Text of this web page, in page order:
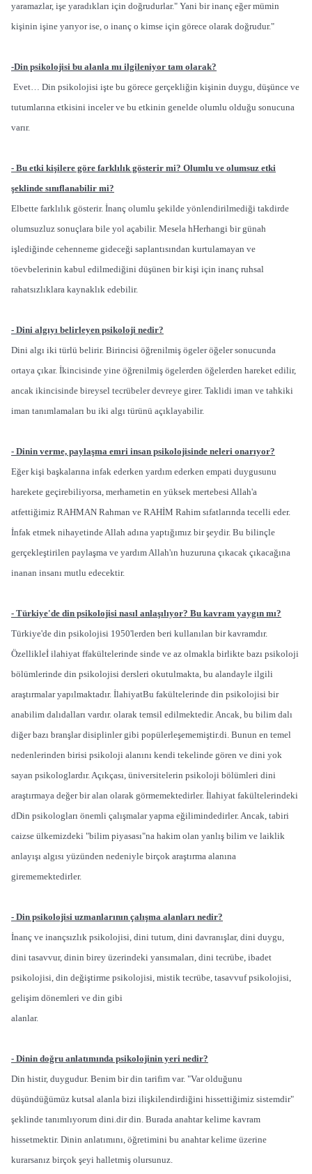
yaramazlar, işe yaradıkları için doğrudurlar." Yani bir inanç eğer mümin
kişinin işine yarıyor ise, o inanç o kimse için görece olarak doğrudur."
-Din psikolojisi bu alanla mı ilgileniyor tam olarak?
Evet… Din psikolojisi işte bu görece gerçekliğin kişinin duygu, düşünce ve
tutumlarına etkisini inceler ve bu etkinin genelde olumlu olduğu sonucuna
varır.
- Bu etki kişilere göre farklılık gösterir mi? Olumlu ve olumsuz etki
şeklinde sınıflanabilir mi?
Elbette farklılık gösterir. İnanç olumlu şekilde yönlendirilmediği takdirde
olumsuzluz sonuçlara bile yol açabilir. Mesela hHerhangi bir günah
işlediğinde cehenneme gideceği saplantısından kurtulamayan ve
töevbelerinin kabul edilmediğini düşünen bir kişi için inanç ruhsal
rahatsızlıklara kaynaklık edebilir.
- Dini algıyı belirleyen psikoloji nedir?
Dini algı iki türlü belirir. Birincisi öğrenilmiş ögeler öğeler sonucunda
ortaya çıkar. İkincisinde yine öğrenilmiş ögelerden öğelerden hareket edilir,
ancak ikincisinde bireysel tecrübeler devreye girer. Taklidi iman ve tahkiki
iman tanımlamaları bu iki algı türünü açıklayabilir.
- Dinin verme, paylaşma emri insan psikolojisinde neleri onarıyor?
Eğer kişi başkalarına infak ederken yardım ederken empati duygusunu
harekete geçirebiliyorsa, merhametin en yüksek mertebesi Allah'a
atfettiğimiz RAHMAN Rahman ve RAHİM Rahim sıfatlarında tecelli eder.
İnfak etmek nihayetinde Allah adına yaptığımız bir şeydir. Bu bilinçle
gerçekleştirilen paylaşma ve yardım Allah'ın huzuruna çıkacak çıkacağına
inanan insanı mutlu edecektir.
- Türkiye'de din psikolojisi nasıl anlaşılıyor? Bu kavram yaygın mı?
Türkiye'de din psikolojisi 1950'lerden beri kullanılan bir kavramdır.
Özellikleİ ilahiyat ffakültelerinde sinde ve az olmakla birlikte bazı psikoloji
bölümlerinde din psikolojisi dersleri okutulmakta, bu alandayle ilgili
araştırmalar yapılmaktadır. İlahiyatBu fakültelerinde din psikolojisi bir
anabilim dalıdalları vardır. olarak temsil edilmektedir. Ancak, bu bilim dalı
diğer bazı branşlar disiplinler gibi popülerleşememiştir.di. Bunun en temel
nedenlerinden birisi psikoloji alanını kendi tekelinde gören ve dini yok
sayan psikologlardır. Açıkçası, üniversitelerin psikoloji bölümleri dini
araştırmaya değer bir alan olarak görmemektedirler. İlahiyat fakültelerindeki
dDin psikologları önemli çalışmalar yapma eğilimindedirler. Ancak, tabiri
caizse ülkemizdeki "bilim piyasası"na hakim olan yanlış bilim ve laiklik
anlayışı algısı yüzünden nedeniyle birçok araştırma alanına
girememektedirler.
- Din psikolojisi uzmanlarının çalışma alanları nedir?
İnanç ve inançsızlık psikolojisi, dini tutum, dini davranışlar, dini duygu,
dini tasavvur, dinin birey üzerindeki yansımaları, dini tecrübe, ibadet
psikolojisi, din değiştirme psikolojisi, mistik tecrübe, tasavvuf psikolojisi,
gelişim dönemleri ve din gibi
alanlar.
- Dinin doğru anlatımında psikolojinin yeri nedir?
Din histir, duygudur. Benim bir din tarifim var. "Var olduğunu
düşündüğümüz kutsal alanla bizi ilişkilendirdiğini hissettiğimiz sistemdir"
şeklinde tanımlıyorum dini.dir din. Burada anahtar kelime kavram
hissetmektir. Dinin anlatımını, öğretimini bu anahtar kelime üzerine
kurarsanız birçok şeyi halletmiş olursunuz.